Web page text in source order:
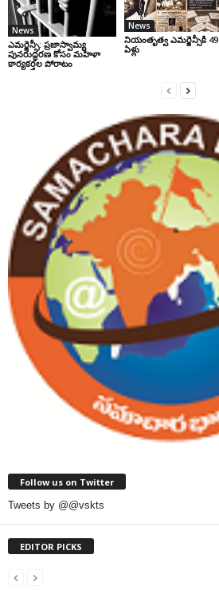
News
ఎమర్జెన్సీ: ప్రజాస్వామ్య
పునరుద్ధరణ కోసం మహిళా
కార్యకర్తల పోరాటం
News
నియంతృత్వ ఎమర్జెన్సీకి 49
ఏళ్లు
Follow us on Twitter
Tweets by @@vskts
EDITOR PICKS